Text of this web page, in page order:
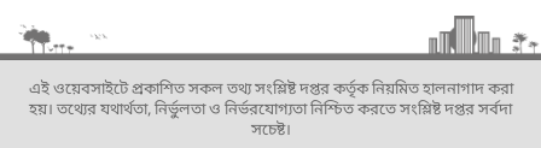
এই ওয়েবসাইটে প্রকাশিত সকল তথ্য সংশ্লিষ্ট দপ্তর কর্তৃক নিয়মিত হালনাগাদ করা
হয়। তথ্যের যথার্থতা, নির্ভুলতা ও নির্ভরযোগ্যতা নিশ্চিত করতে সংশ্লিষ্ট দপ্তর সর্বদা
সচেষ্ট।